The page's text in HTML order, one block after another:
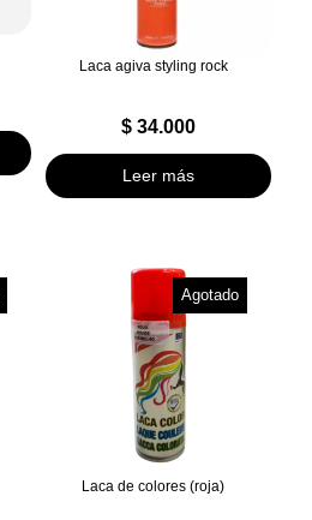
Laca agiva styling rock
$34.000
Leer más
Agotado
Laca de colores (roja)